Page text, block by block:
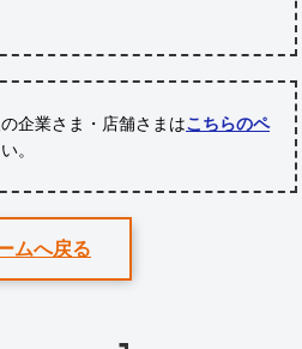
企業さま・店舗さまはこちらのペ
。
ムへ戻る